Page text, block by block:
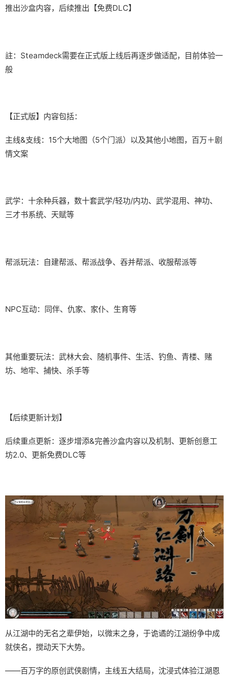
推出沙盒内容，后续推出【免费DLC】
註：Steamdeck需要在正式版上线后再逐步做适配，目前体验一
般
【正式版】内容包括：
主线&支线：15个大地图（5个门派）以及其他小地图，百万＋剧
情文案
武学：十余种兵器，数十套武学/轻功/内功、武学混用、神功、
三才书系统、天赋等
帮派玩法：自建帮派、帮派战争、吞并帮派、收服帮派等
NPC互动：同伴、仇家、家仆、生育等
其他重要玩法：武林大会、随机事件、生活、钓鱼、青楼、赌
坊、地牢、捕快、杀手等
【后续更新计划】
后续重点更新：逐步增添&完善沙盒内容以及机制、更新创意工
坊2.0、更新免费DLC等
从江湖中的无名之辈伊始，以微末之身，于诡谲的江湖纷争中成
就侠名，搅动天下大势。
——百万字的原创武侠剧情，主线五大结局，沈浸式体验江湖恩